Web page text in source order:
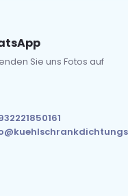
Sie uns Fotos auf